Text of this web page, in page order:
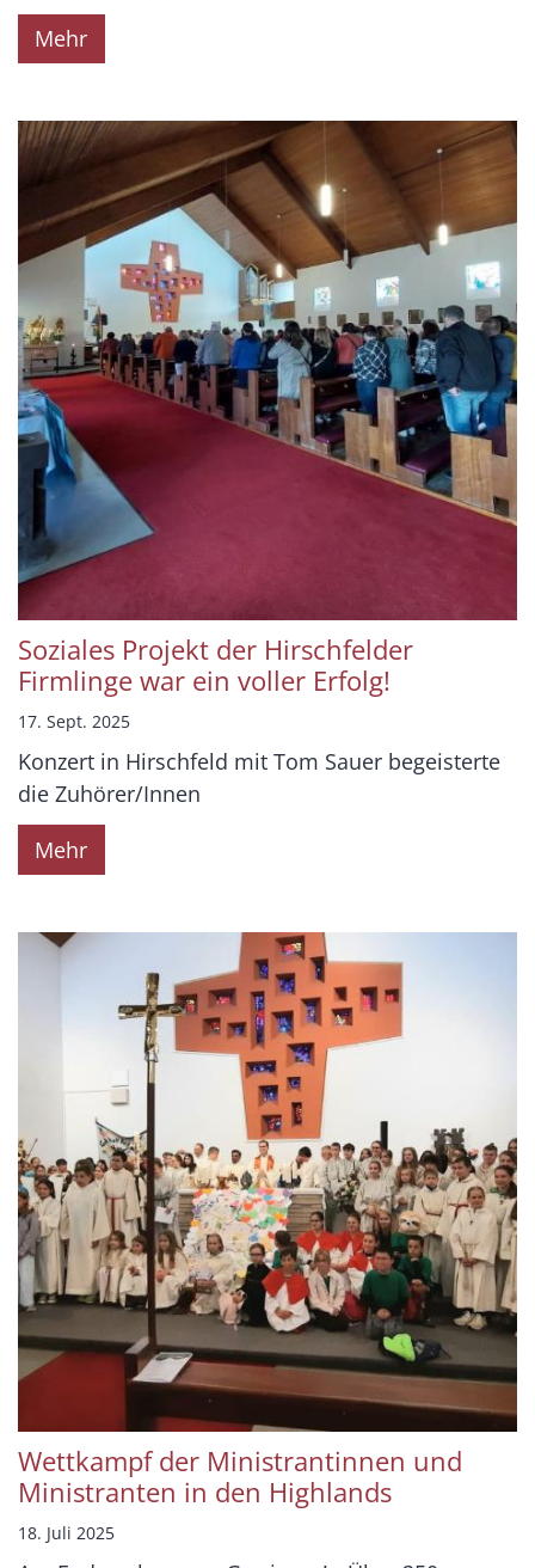
Mehr
Soziales Projekt der Hirschfelder
Firmlinge war ein voller Erfolg!
17. Sept. 2025
Konzert in Hirschfeld mit Tom Sauer begeisterte
die Zuhörer/Innen
Mehr
Wettkampf der Ministrantinnen und
Ministranten in den Highlands
18. Juli 2025